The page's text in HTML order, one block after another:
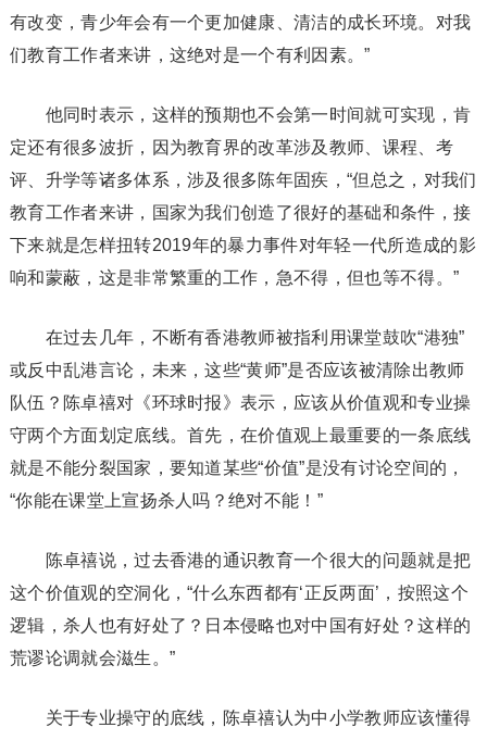
有改变，青少年会有一个更加健康、清洁的成长环境。对我
们教育工作者来讲，这绝对是一个有利因素。”
他同时表示，这样的预期也不会第一时间就可实现，肯
定还有很多波折，因为教育界的改革涉及教师、课程、考
评、升学等诸多体系，涉及很多陈年固疾，“但总之，对我们
教育工作者来讲，国家为我们创造了很好的基础和条件，接
下来就是怎样扭转2019年的暴力事件对年轻一代所造成的影
响和蒙蔽，这是非常繁重的工作，急不得，但也等不得。”
在过去几年，不断有香港教师被指利用课堂鼓吹“港独”
或反中乱港言论，未来，这些“黄师”是否应该被清除出教师
队伍？陈卓禧对《环球时报》表示，应该从价值观和专业操
守两个方面划定底线。首先，在价值观上最重要的一条底线
就是不能分裂国家，要知道某些“价值”是没有讨论空间的，
“你能在课堂上宣扬杀人吗？绝对不能！”
陈卓禧说，过去香港的通识教育一个很大的问题就是把
这个价值观的空洞化，“什么东西都有‘正反两面’，按照这个
逻辑，杀人也有好处了？日本侵略也对中国有好处？这样的
荒谬论调就会滋生。”
关于专业操守的底线，陈卓禧认为中小学教师应该懂得